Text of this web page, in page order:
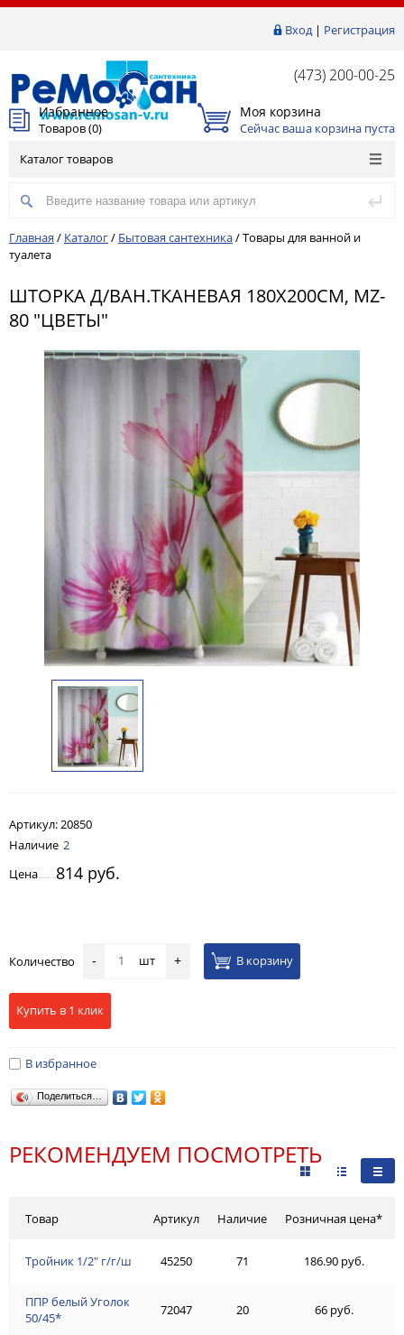
Вход| Регистрация
(473) 200-00-25
Избранное
Товаров (0)
Моя корзина
Сейчас ваша корзина пуста
Каталог товаров
Главная / Каталог/ Бытовая сантехника/Товары для ванной и
туалета
ШТОРКА Д/ВАН.ТКАНЕВАЯ 180Х200СМ, MZ-
80 "ЦВЕТЫ"
Артикул: 20850
Наличие 2
Цена
814 руб.
Количество - шт + В корзину
Купить в 1 клик
В избранное
Поделиться…
РЕКОМЕНДУЕМ ПОСМОТРЕТЬ
Товар
Тройник 1/2" г/г/ш
ППР белый Уголок
50/45*
Артикул Наличие Розничная цена*
45250 71 186.90 руб.
72047 20 66 руб.